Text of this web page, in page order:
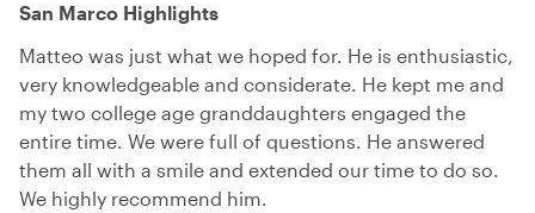
San Marco Highlights
Matteo was just what we hoped for. He is enthusiastic,
very knowledgeable and considerate. He kept me and
my two college age granddaughters engaged the
entire time. We were full of questions. He answered
them all with a smile and extended our time to do so.
We highly recommend him.